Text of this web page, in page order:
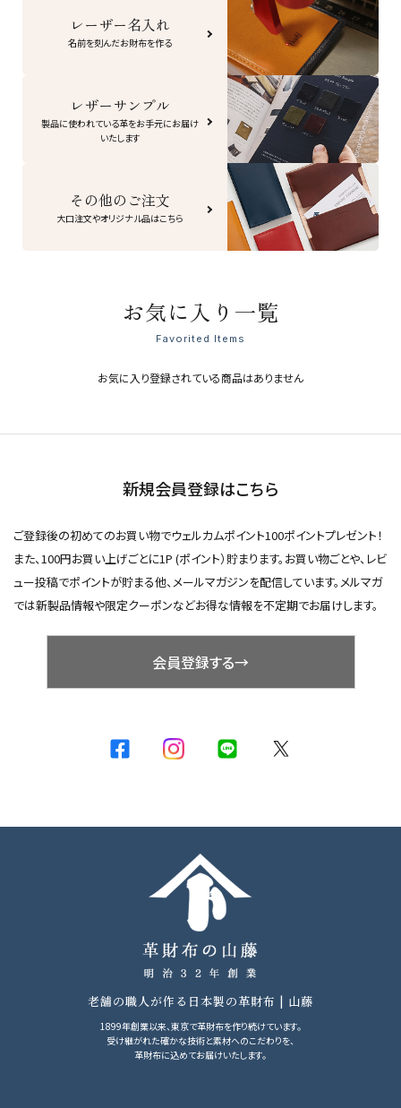
レーザー名入れ
名前を刻んだお財布を作る
レザーサンプル
製品に使われている革をお手元にお届け
いたします
その他のご注文
大口注文やオリジナル品はこちら
お気に入り一覧
Favorited Items
お気に入り登録されている商品はありません
新規会員登録はこちら
ご登録後の初めてのお買い物でウェルカムポイント100ポイントプレゼント！
また、100円お買い上げごとに1P (ポイント）貯まります。お買い物ごとや、レビ
ュー投稿でポイントが貯まる他、メールマガジンを配信しています。メルマガ
では新製品情報や限定クーポンなどお得な情報を不定期でお届けします。
会員登録する→
老舗の職人が作る日本製の革財布 | 山藤
1899年創業以来、東京で革財布を作り続けています。
受け継がれた確かな技術と素材へのこだわりを、
革財布に込めてお届けいたします。